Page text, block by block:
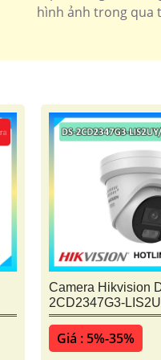
hình ảnh trong qua
Camera Hikvision
2CD2347G3-
Giá : 5%-35%